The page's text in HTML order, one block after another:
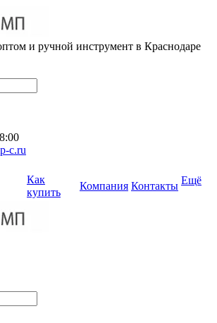
и ручной инструмент в Краснодаре
c.ru
Как
купить
Компания Контакты Ещё